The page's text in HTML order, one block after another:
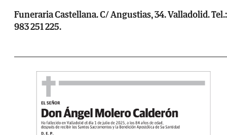
Funeraria Castellana. C/ Angustias, 34. Valladolid. Tel.:
983 251 225.